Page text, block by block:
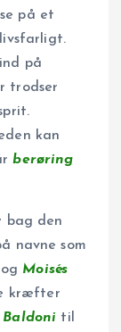
på et
på
trodser
kan
berøring
bag den
navne som
Moisés
kræfter
Baldoni til